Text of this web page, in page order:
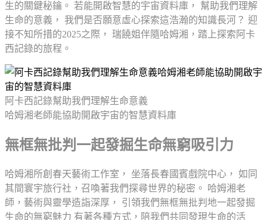
生的關鍵秘鑰。 若能開啟智慧的宇宙資料庫， 幫助我們理解
生命的意義， 我們是否願意虛心探索這浩瀚的知識長河？ 迎
接不知所措的2025之際， 瑞饒姐伴隨哈姆湘，踏上探索阿卡
西記錄的旅程。
阿卡西記錄幫助我們理解生命意義
哈姆湘老師能協助開啟宇宙的智慧資料庫
無框無批判一起發掘生命無窮吸引力
哈姆湘所創春天藝術工作室， 坐落長春國賓戲院中心， 如同
其間寰宇旅行社，召喚著我們探尋世界的秘密。 哈姆湘老
師，藝術與靈學造詣深厚， 引領我們無框無批判地一起發掘
生命的無窮魅力 有著各種方式，陪我們共同發現生命的活